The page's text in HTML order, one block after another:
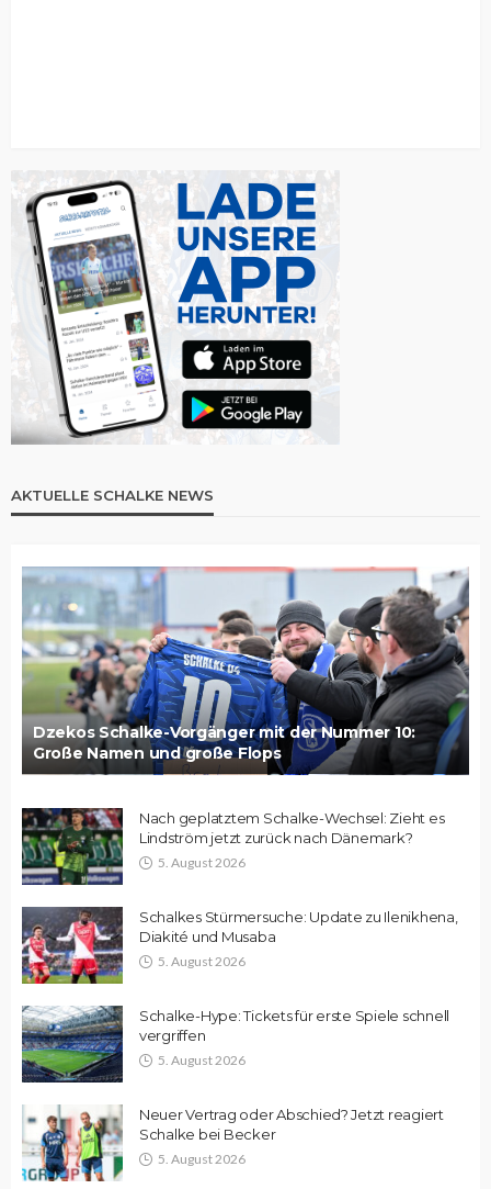
AKTUELLE SCHALKE NEWS
Dzekos Schalke-Vorgänger mit der Nummer 10:
Große Namen und große Flops
Nach geplatztem Schalke-Wechsel: Zieht es
Lindström jetzt zurück nach Dänemark?
5. August 2026
Schalkes Stürmersuche: Update zu Ilenikhena,
Diakité und Musaba
5. August 2026
Schalke-Hype: Tickets für erste Spiele schnell
vergriffen
5. August 2026
Neuer Vertrag oder Abschied? Jetzt reagiert
Schalke bei Becker
5. August 2026